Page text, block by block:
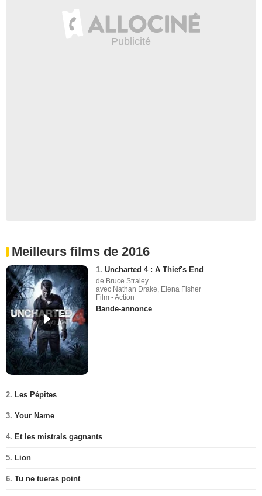
Meilleurs films de 2016
1. Uncharted 4 : A Thief's End
de Bruce Straley
avec Nathan Drake, Elena Fisher
Film - Action
Bande-annonce
2. Les Pépites
3. Your Name
4. Et les mistrals gagnants
5. Lion
6. Tu ne tueras point